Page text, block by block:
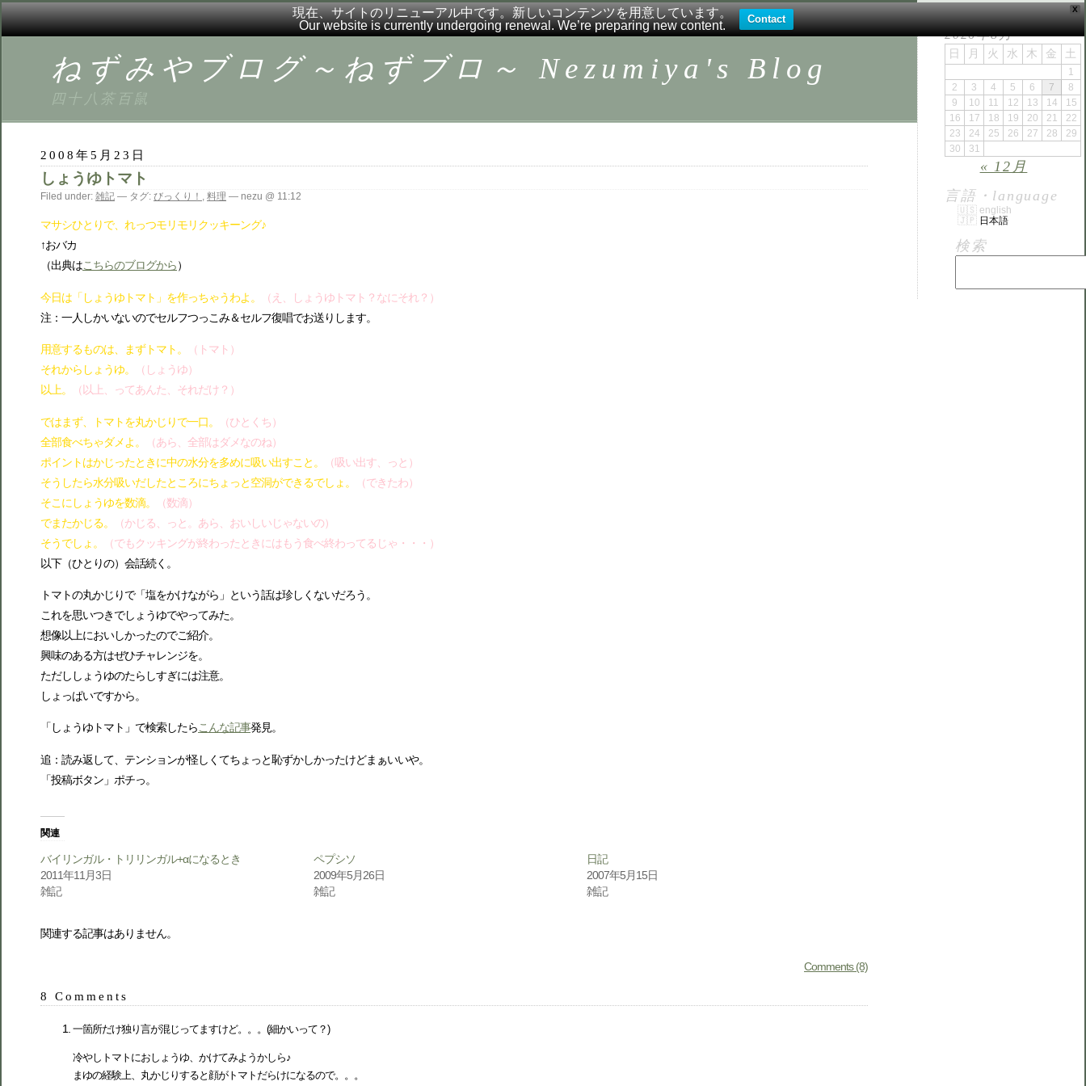
X
現在、サイトのリニューアル中です。新しいコンテンツを用意しています。
Our website is currently undergoing renewal. We’re preparing new content.
Contact
ねずみやブログ～ねずブロ～ Nezumiya's Blog
四十八茶百鼠
2008年5月23日
しょうゆトマト
Filed under: 雑記 — タグ: びっくり！ , 料理 — nezu @ 11:12
マサシひとりで、れっつモリモリクッキーング♪
↑おバカ
（出典はこちらのブログから）
今日は「しょうゆトマト」を作っちゃうわよ。
（え、しょうゆトマト？なにそれ？）
注：一人しかいないのでセルフつっこみ＆セルフ復唱でお送りします。
用意するものは、まずトマト。
（トマト）
それからしょうゆ。
（しょうゆ）
以上。
（以上、ってあんた、それだけ？）
ではまず、トマトを丸かじりで一口。
（ひとくち）
全部食べちゃダメよ。
（あら、全部はダメなのね）
ポイントはかじったときに中の水分を多めに吸い出すこと。
（吸い出す、っと）
そうしたら水分吸いだしたところにちょっと空洞ができるでしょ。
（できたわ）
そこにしょうゆを数滴。
（数滴）
でまたかじる。
（かじる、っと。あら、おいしいじゃないの）
そうでしょ。
（でもクッキングが終わったときにはもう食べ終わってるじゃ・・・）
以下（ひとりの）会話続く。
トマトの丸かじりで「塩をかけながら」という話は珍しくないだろう。
これを思いつきでしょうゆでやってみた。
想像以上においしかったのでご紹介。
興味のある方はぜひチャレンジを。
ただししょうゆのたらしすぎには注意。
しょっぱいですから。
「しょうゆトマト」で検索したらこんな記事発見。
追：読み返して、テンションが怪しくてちょっと恥ずかしかったけどまぁいいや。
「投稿ボタン」ポチっ。
関連
バイリンガル・トリリンガル+αになるとき
2011年11月3日
雑記
ペプシソ
2009年5月26日
雑記
日記
2007年5月15日
雑記
関連する記事はありません。
Comments (8)
8 Comments
一箇所だけ独り言が混じってますけど。。。(細かいって？)
冷やしトマトにおしょうゆ、かけてみようかしら♪
まゆの経験上、丸かじりすると顔がトマトだらけになるので。。。
2026年8月
日 月 火 水 木 金 土
1
2
3 4 5 6 7
8
9
10 11 12 13 14
15
16
17 18 19 20 21
22
23
24 25 26 27 28
29
30
31
« 12月
言語・language
english
日本語
検索